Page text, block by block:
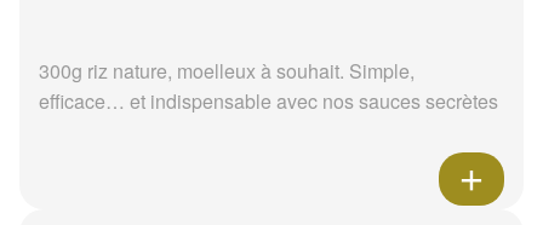
300g riz nature, moelleux à souhait. Simple,
efficace… et indispensable avec nos sauces secrètes